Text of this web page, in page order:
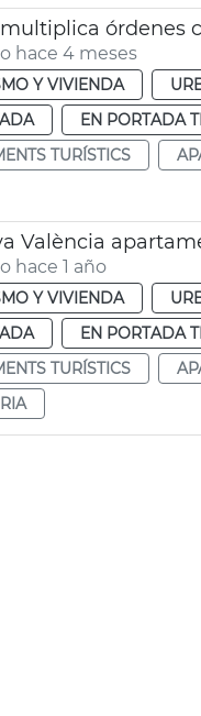
órdenes
hace 4 meses
Y VIVIENDA
EN PORTADA
TURÍSTICS
València
hace 1 año
Y VIVIENDA
EN PORTADA
TURÍSTICS